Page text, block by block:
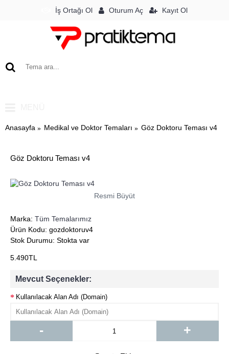
İş Ortağı Ol Oturum Aç Kayıt Ol
Anasayfa Medikal ve Doktor Temaları Göz Doktoru Teması v4
Göz Doktoru Teması v4
Resmi Büyüt
Marka: Tüm Temalarımız
Ürün Kodu: gozdoktoruv4
Stok Durumu: Stokta var
5.490TL
Mevcut Seçenekler:
Kullanılacak Alan Adı (Domain)
- +